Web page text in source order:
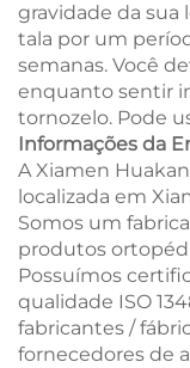
gravidade da sua
tala por um
semanas. Você
enquanto sentir
tornozelo. Pode
Informações da
A Xiamen
localizada em
Somos um
produtos
Possuímos
qualidade ISO
fabricantes /
fornecedores de